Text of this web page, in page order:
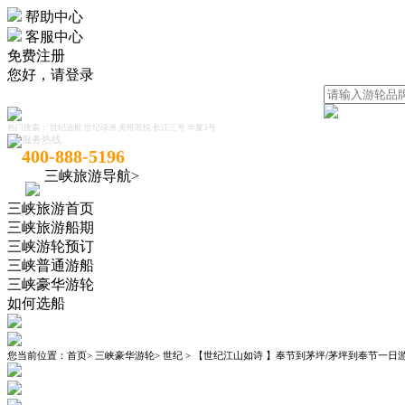
帮助中心
客服中心
免费注册
您好， 请登录
热门搜索： 世纪远航 世纪绿洲 美维凯悦 长江三号 华夏3号
服务热线
400-888-5196
三峡旅游导航>
三峡旅游首页
三峡旅游船期
三峡游轮预订
三峡普通游船
三峡豪华游轮
如何选船
您当前位置： 首页> 三峡豪华游轮> 世纪 > 【世纪江山如诗 】奉节到茅坪/茅坪到奉节一日